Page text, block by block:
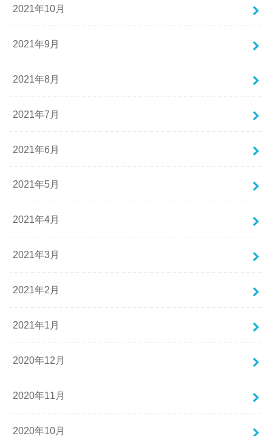
2021年10月
2021年9月
2021年8月
2021年7月
2021年6月
2021年5月
2021年4月
2021年3月
2021年2月
2021年1月
2020年12月
2020年11月
2020年10月